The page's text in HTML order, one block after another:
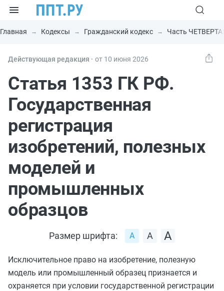
Главная Кодексы Гражданский кодекс Часть
Действующая редакция ⸱ от 10 июня 2026
Статья 1353 ГК РФ.
Государственная
регистрация
изобретений, полезных
моделей и
промышленных
образцов
Размер шрифта:
Исключительное право на изобретение, полезную
модель или промышленный образец признается и
охраняется при условии государственной регистрации